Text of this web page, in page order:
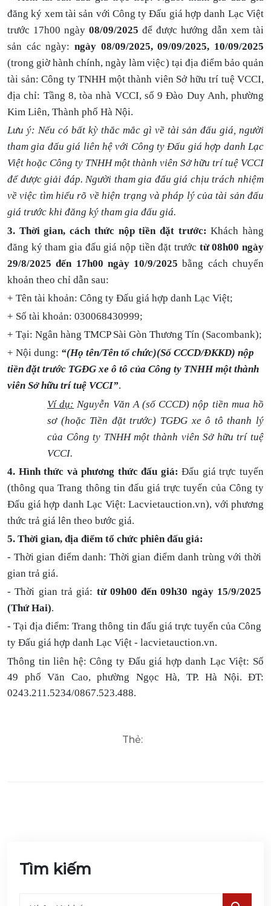
đăng ký xem tài sản với Công ty Đấu giá hợp danh Lạc Việt
trước 17h00 ngày 08/09/2025 để được hướng dẫn xem tài
sản các ngày: ngày 08/09/2025,09/09/2025, 10/09/2025
(trong giờ hành chính, ngày làm việc) tại địa điểm bảo quản
tài sản: Công ty TNHH một thành viên Sở hữu trí tuệ VCCI,
địa chỉ: Tầng 8, tòa nhà VCCI, số 9 Đào Duy Anh, phường
Kim Liên, Thành phố Hà Nội.
Lưu ý: Nếu có bất kỳ thắc mắc gì về tài sản đấu giá, người
tham gia đấu giá liên hệ với Công ty Đấu giá hợp danh Lạc
Việt hoặc Công ty TNHH một thành viên Sở hữu trí tuệ VCCI
để được giải đáp. Người tham gia đấu giá chịu trách nhiệm
về việc tìm hiểu rõ về hiện trạng và pháp lý của tài sản đấu
giá trước khi đăng ký tham gia đấu giá.
3. Thời gian, cách thức nộp tiền đặt trước:Khách hàng
đăng ký tham gia đấu giá nộp tiền đặt trước từ 08h00 ngày
29/8/2025 đến 17h00 ngày 10/9/2025bằng cách chuyển
khoản theo chỉ dẫn sau:
+ Tên tài khoản: Công ty Đấu giá hợp danh Lạc Việt;
+ Số tài khoản: 030068430999;
+ Tại: Ngân hàng TMCP Sài Gòn Thương Tín (Sacombank);
+ Nội dung: “(Họ tên/Tên tổ chức)(Số CCCD/ĐKKD) nộp
tiền đặt trước TGĐG xe ô tô của Công ty TNHH một thành
viên Sở hữu trí tuệ VCCI”.
Ví dụ: Nguyễn Văn A (số CCCD) nộp tiền mua hồ
sơ (hoặc Tiền đặt trước) TGĐG xe ô tô thanh lý
của Công ty TNHH một thành viên Sở hữu trí tuệ
VCCI.
4. Hình thức và phương thức đấu giá:Đấu giá trực tuyến
(thông qua Trang thông tin đấu giá trực tuyến của Công ty
Đấu giá hợp danh Lạc Việt: Lacvietauction.vn), với phương
thức trả giá lên theo bước giá.
5. Thời gian, địa điểm tổ chức phiên đấu giá:
- Thời gian điểm danh: Thời gian điểm danh trùng với thời
gian trả giá.
- Thời gian trả giá: từ 09h00 đến 09h30 ngày 15/9/2025
(Thứ Hai).
- Tại địa điểm: Trang thông tin đấu giá trực tuyến của Công
ty Đấu giá hợp danh Lạc Việt - lacvietauction.vn.
Thông tin liên hệ: Công ty Đấu giá hợp danh Lạc Việt: Số
49 phố Văn Cao, phường Ngọc Hà, TP. Hà Nội. ĐT:
0243.211.5234/0867.523.488.
Thẻ:
Tìm kiếm